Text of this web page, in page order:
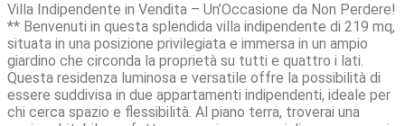
Villa Indipendente in Vendita – Un’Occasione da Non Perdere!
** Benvenuti in questa splendida villa indipendente di 219 mq,
situata in una posizione privilegiata e immersa in un ampio
giardino che circonda la proprietà su tutti e quattro i lati.
Questa residenza luminosa e versatile offre la possibilità di
essere suddivisa in due appartamenti indipendenti, ideale per
chi cerca spazio e flessibilità. Al piano terra, troverai una